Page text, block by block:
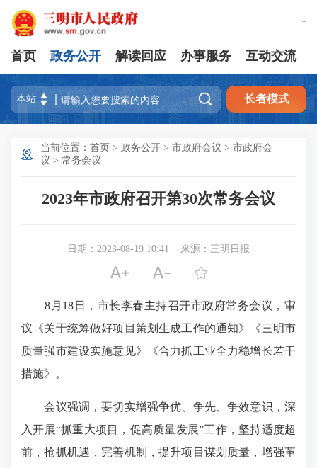
首页 政务公开 解读回应 办事服务 互动交流
 长者模式
当前位置： 首页 > 政务公开 > 市政府会议 > 市政府会
议 > 常务会议
2023年市政府召开第30次常务会议
日期：2023-08-19 10:41 来源：三明日报
  
8月18日，市长李春主持召开市政府常务会议，审
议《关于统筹做好项目策划生成工作的通知》《三明市
质量强市建设实施意见》《合力抓工业全力稳增长若干
措施》。
会议强调，要切实增强争优、争先、争效意识，深
入开展“抓重大项目，促高质量发展”工作，坚持适度超
前，抢抓机遇，完善机制，提升项目谋划质量，增强革